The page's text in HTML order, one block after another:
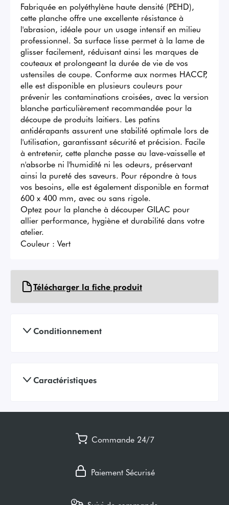
Fabriquée en polyéthylène haute densité (PEHD),
cette planche offre une excellente résistance à
l'abrasion, idéale pour un usage intensif en milieu
professionnel. Sa surface lisse permet à la lame de
glisser facilement, réduisant ainsi les marques de
couteaux et prolongeant la durée de vie de vos
ustensiles de coupe. Conforme aux normes HACCP,
elle est disponible en plusieurs couleurs pour
prévenir les contaminations croisées, avec la version
blanche particulièrement recommandée pour la
découpe de produits laitiers. Les patins
antidérapants assurent une stabilité optimale lors de
l'utilisation, garantissant sécurité et précision. Facile
à entretenir, cette planche passe au lave-vaisselle et
n'absorbe ni l'humidité ni les odeurs, préservant
ainsi la pureté des saveurs. Pour répondre à tous
vos besoins, elle est également disponible en format
600 x 400 mm, avec ou sans rigole.
Optez pour la planche à découper GILAC pour
allier performance, hygiène et durabilité dans votre
atelier.
Couleur : Vert
Télécharger la fiche produit
Conditionnement
Caractéristiques
Commande 24/7
Paiement Sécurisé